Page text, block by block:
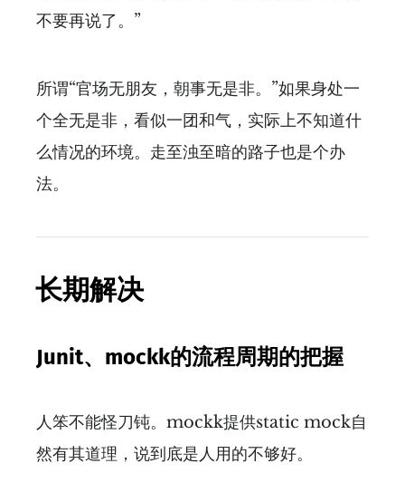
不要再说了。”
所谓“官场无朋友，朝事无是非。”如果身处一
个全无是非，看似一团和气，实际上不知道什
么情况的环境。走至浊至暗的路子也是个办
法。
长期解决
Junit、mockk的流程周期的把握
人笨不能怪刀钝。mockk提供static mock自
然有其道理，说到底是人用的不够好。